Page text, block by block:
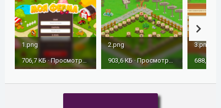
1.png
706,7 КБ · Просмотры: 188
2.png
903,6 КБ · Просмотры: 184
3.png